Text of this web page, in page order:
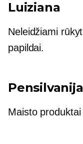
Luiziana
Neleidžiami
papildai.
Pensilvanija
Maisto